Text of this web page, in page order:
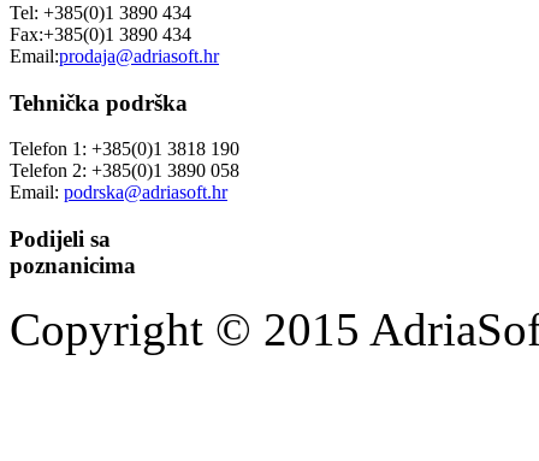
Tel: +385(0)1 3890 434
Fax:+385(0)1 3890 434
Email:prodaja@adriasoft.hr
Tehnička podrška
Telefon 1: +385(0)1 3818 190
Telefon 2: +385(0)1 3890 058
Email: podrska@adriasoft.hr
Podijeli sa
poznanicima
Copyright © 2015